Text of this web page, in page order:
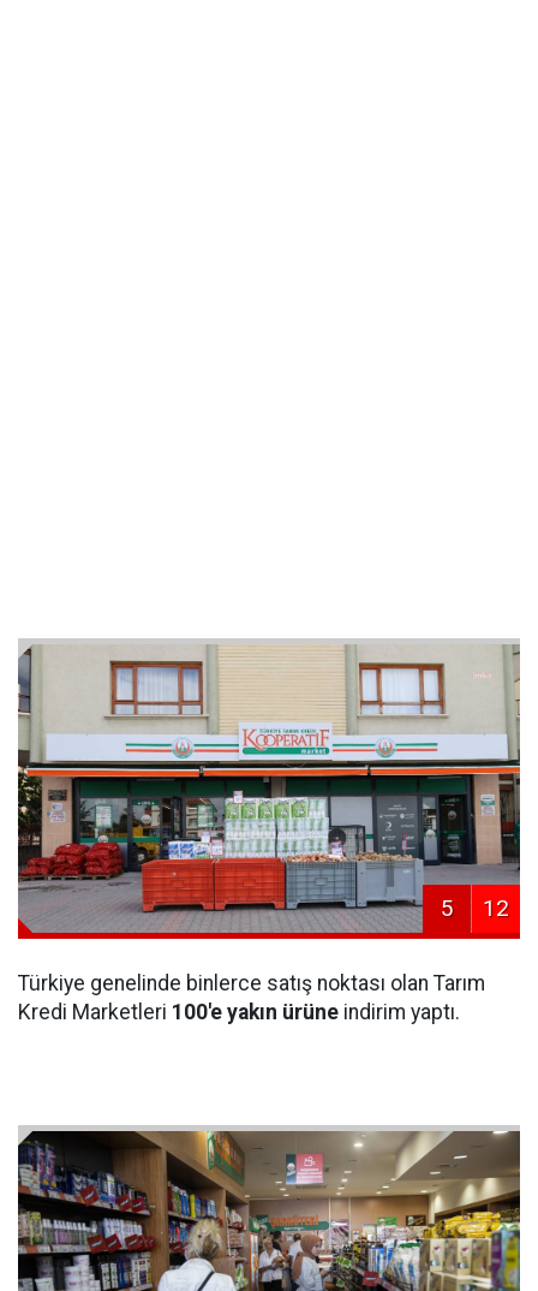
5 12
Türkiye genelinde binlerce satış noktası olan Tarım
Kredi Marketleri 100'e yakın ürüne indirim yaptı.